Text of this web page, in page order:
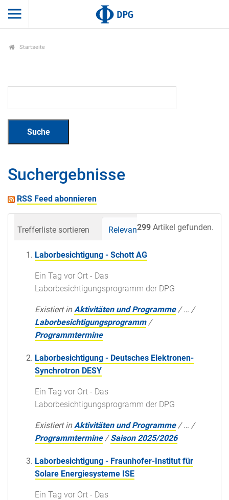
Startseite
Suchergebnisse
RSS Feed abonnieren
299 Artikel gefunden.
Trefferliste sortieren Relevanz Datum
Laborbesichtigung - Schott AG
Ein Tag vor Ort - Das
Laborbesichtigungsprogramm der DPG
Existiert in Aktivitäten und Programme /… /
Laborbesichtigungsprogramm /
Programmtermine
Laborbesichtigung - Deutsches Elektronen-
Synchrotron DESY
Ein Tag vor Ort - Das
Laborbesichtigungsprogramm der DPG
Existiert in Aktivitäten und Programme /… /
Programmtermine /Saison 2025/2026
Laborbesichtigung - Fraunhofer-Institut für
Solare Energiesysteme ISE
Ein Tag vor Ort - Das